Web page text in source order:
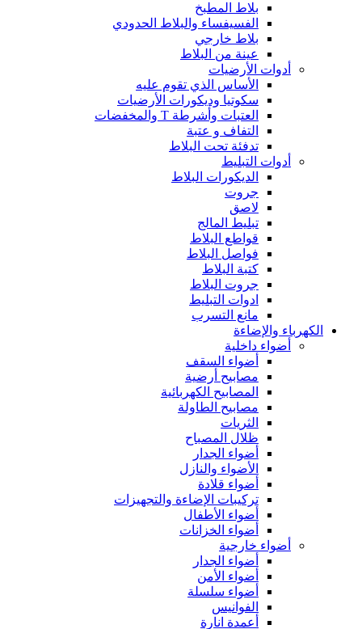
بلاط المطبخ
الفسيفساء والبلاط الحدودي
بلاط خارجي
عينة من البلاط
أدوات الأرضيات
الأساس الذي تقوم عليه
سكوتيا وديكورات الأرضيات
العتبات وأشرطة T والمخفضات
التفاف و عتبة
تدفئة تحت البلاط
أدوات التبليط
الديكورات البلاط
جروت
لاصق
تبليط المالج
قواطع البلاط
فواصل البلاط
كتبة البلاط
جروت البلاط
ادوات التبليط
مانع التسرب
الكهرباء والإضاءة
أضواء داخلية
أضواء السقف
مصابيح أرضية
المصابيح الكهربائية
مصابيح الطاولة
الثريات
ظلال المصباح
أضواء الجدار
الأضواء والنازل
أضواء قلادة
تركيبات الإضاءة والتجهيزات
أضواء الأطفال
أضواء الخزانات
أضواء خارجية
أضواء الجدار
أضواء الأمن
أضواء سلسلة
الفوانيس
أعمدة انارة